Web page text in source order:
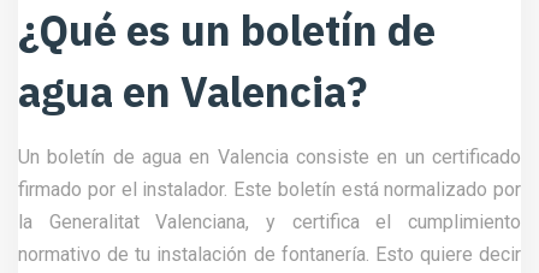
¿Qué es un boletín de
agua en Valencia?
Un boletín de agua en Valencia consiste en un certificado
firmado por el instalador. Este boletín está normalizado por
la Generalitat Valenciana, y certifica el cumplimiento
normativo de tu instalación de fontanería. Esto quiere decir